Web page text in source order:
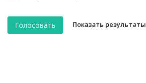
Голосовать Показать результаты